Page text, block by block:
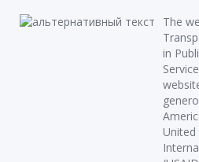
The
in
United